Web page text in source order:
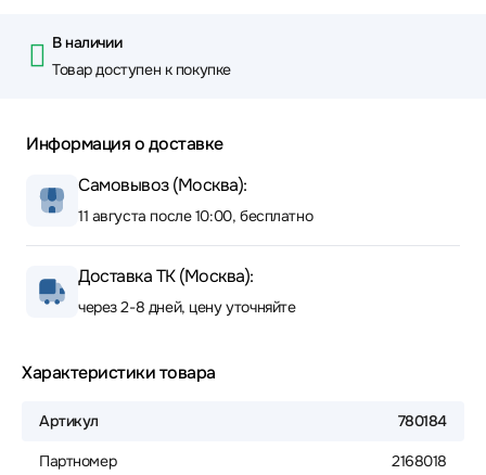
В наличии
Товар доступен к покупке
Информация о доставке
Самовывоз (Москва):
11 августа после 10:00, бесплатно
Доставка ТК (Москва):
через 2-8 дней, цену уточняйте
Характеристики товара
Артикул 780184
Партномер 2168018